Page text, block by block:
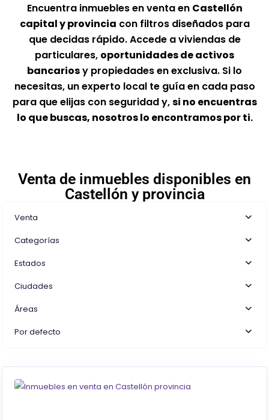
Encuentra inmuebles en venta en Castellón
capital y provincia con filtros diseñados para
que decidas rápido. Accede a viviendas de
particulares, oportunidades de activos
bancariosy propiedades en exclusiva. Si lo
necesitas, un experto local te guía en cada paso
para que elijas con seguridad y,si no encuentras
lo que buscas, nosotros lo encontramos por ti.
Venta de inmuebles disponibles en
Castellón y provincia
Venta
Categorías
Estados
Ciudades
Áreas
Por defecto
Castellón/Castelló